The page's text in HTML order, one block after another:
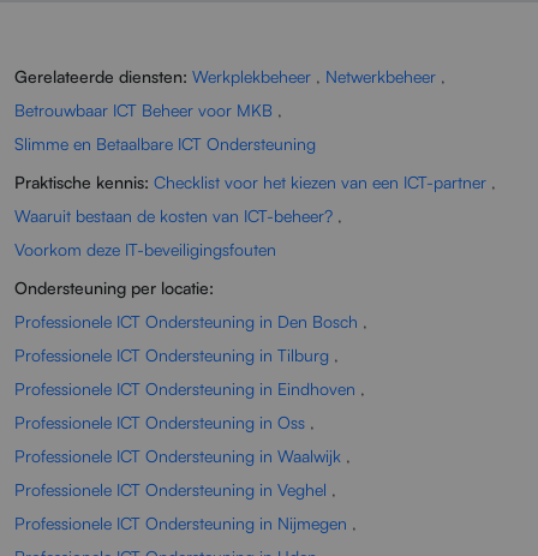
Gerelateerde diensten: Werkplekbeheer , Netwerkbeheer ,
Betrouwbaar ICT Beheer voor MKB ,
Slimme en Betaalbare ICT Ondersteuning
Praktische kennis: Checklist voor het kiezen van een ICT-partner ,
Waaruit bestaan de kosten van ICT-beheer? ,
Voorkom deze IT-beveiligingsfouten
Ondersteuning per locatie:
Professionele ICT Ondersteuning in Den Bosch ,
Professionele ICT Ondersteuning in Tilburg ,
Professionele ICT Ondersteuning in Eindhoven ,
Professionele ICT Ondersteuning in Oss ,
Professionele ICT Ondersteuning in Waalwijk ,
Professionele ICT Ondersteuning in Veghel ,
Professionele ICT Ondersteuning in Nijmegen ,